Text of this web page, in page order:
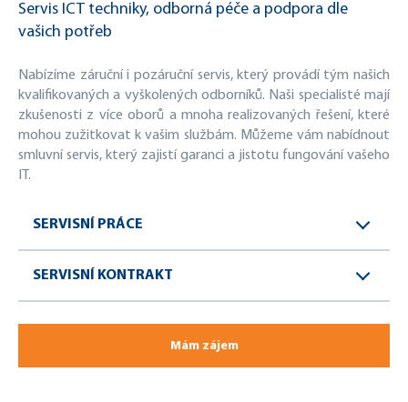
Servis ICT techniky, odborná péče a podpora dle
vašich potřeb
Nabízíme záruční i pozáruční servis, který provádí tým našich
kvalifikovaných a vyškolených odborníků. Naši specialisté mají
zkušenosti z více oborů a mnoha realizovaných řešení, které
mohou zužitkovat k vašim službám. Můžeme vám nabídnout
smluvní servis, který zajistí garanci a jistotu fungování vašeho
IT.
SERVISNÍ PRÁCE
SERVISNÍ KONTRAKT
Mám zájem